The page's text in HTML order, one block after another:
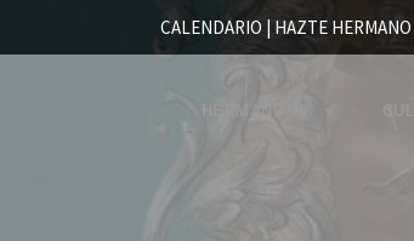
CALENDARIO | HAZTE HERMANO